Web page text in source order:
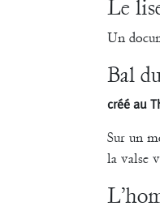
Jean-Pierre
Maud Le
Le
Un
Bal
créé au
Sur un
la valse